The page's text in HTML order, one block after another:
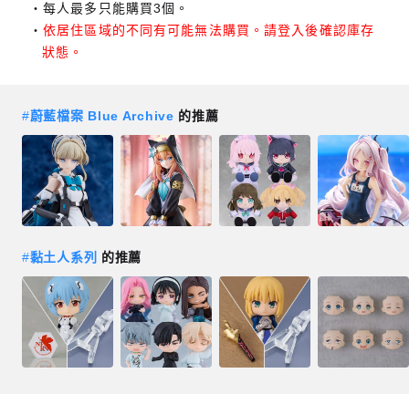
每人最多只能購買3個。
依居住區域的不同有可能無法購買。請登入後確認庫存
狀態。
#蔚藍檔案 Blue Archive 的推薦
#黏土人系列 的推薦